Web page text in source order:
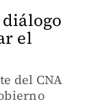
el
del CNA